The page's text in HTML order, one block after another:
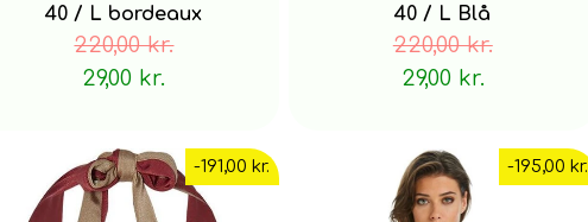
40 / L bordeaux
220,00 kr.
29,00 kr.
40 / L Blå
220,00 kr.
29,00 kr.
-191,00 kr. -195,00 kr.